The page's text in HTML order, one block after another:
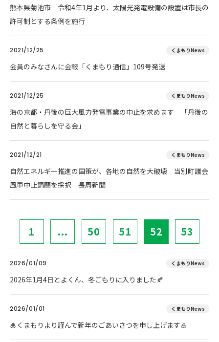
熊本県菊池市 令和4年1月より、太陽光発電設備の設置は市長の
許可制とする条例を施行
2021/12/25 くまもりNews
会員のみなさんに会報「くまもり通信」109号発送
2021/12/25 くまもりNews
海の京都・丹後の巨大風力発電事業の中止を求めます 「丹後の
自然と暮らしを守る会」
2021/12/21 くまもりNews
自然エネルギー推進の国策が、各地の自然を大破壊 当別町議会
風車中止請願を採択 長周新聞
1 ... 50 51 52 53
2026/01/09 くまもりNews
2026年1月4日とよくん、冬ごもりに入りました🍂
2026/01/01 くまもりNews
🎍くまもりより謹んで新年のごあいさつを申し上げます🎍